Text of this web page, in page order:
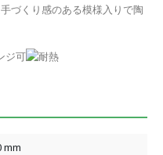
づくり感のある模様入りで陶
mm